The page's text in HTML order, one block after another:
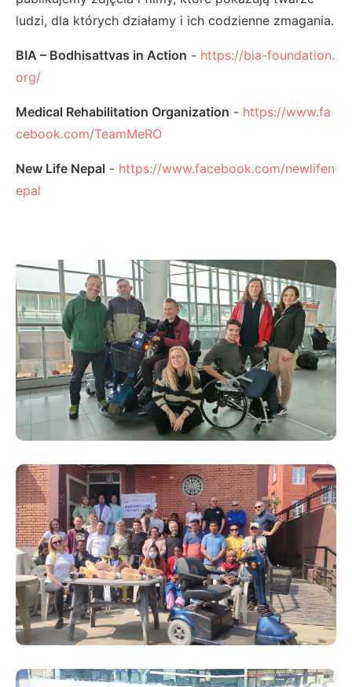
ludzi, dla których działamy i ich codzienne zmagania.
BIA – Bodhisattvas in Action - https://bia-foundation.
org/
Medical Rehabilitation Organization - https://www.fa
cebook.com/TeamMeRO
New Life Nepal - https://www.facebook.com/newlifen
epal